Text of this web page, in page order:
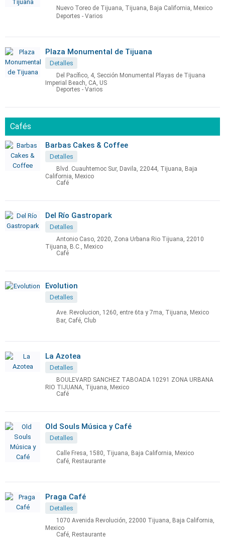
Nuevo Toreo de Tijuana, Tijuana, Baja California, Mexico
Deportes - Varios
Plaza Monumental de Tijuana
Detalles
Del Pacífico, 4, Sección Monumental Playas de Tijuana
Imperial Beach, CA, US
Deportes - Varios
Cafés
Barbas Cakes & Coffee
Detalles
Blvd. Cuauhtemoc Sur, Davila, 22044, Tijuana, Baja
California, Mexico
Café
Del Río Gastropark
Detalles
Antonio Caso, 2020, Zona Urbana Rio Tijuana, 22010
Tijuana, B.C., Mexico
Café
Evolution
Detalles
Ave. Revolucion, 1260, entre 6ta y 7ma, Tijuana, Mexico
Bar, Café, Club
La Azotea
Detalles
BOULEVARD SANCHEZ TABOADA 10291 ZONA URBANA
RIO TIJUANA, Tijuana, Mexico
Café
Old Souls Música y Café
Detalles
Calle Fresa, 1580, Tijuana, Baja California, Mexico
Café, Restaurante
Praga Café
Detalles
1070 Avenida Revolución, 22000 Tijuana, Baja California,
Mexico
Café, Restaurante